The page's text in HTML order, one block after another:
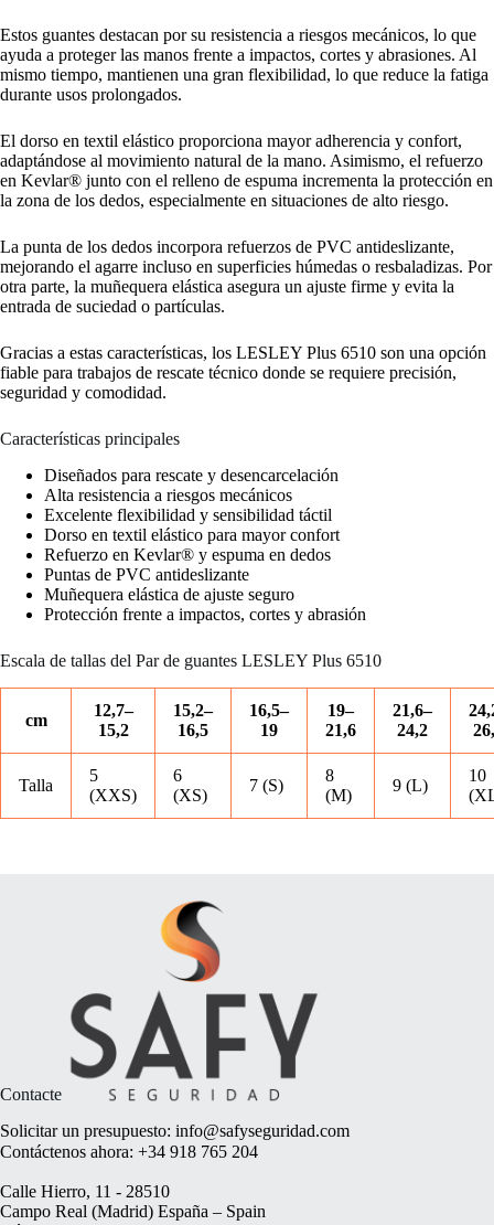
Estos guantes destacan por su resistencia a riesgos mecánicos, lo que
ayuda a proteger las manos frente a impactos, cortes y abrasiones. Al
mismo tiempo, mantienen una gran flexibilidad, lo que reduce la fatiga
durante usos prolongados.
El dorso en textil elástico proporciona mayor adherencia y confort,
adaptándose al movimiento natural de la mano. Asimismo, el refuerzo
en Kevlar® junto con el relleno de espuma incrementa la protección en
la zona de los dedos, especialmente en situaciones de alto riesgo.
La punta de los dedos incorpora refuerzos de PVC antideslizante,
mejorando el agarre incluso en superficies húmedas o resbaladizas. Por
otra parte, la muñequera elástica asegura un ajuste firme y evita la
entrada de suciedad o partículas.
Gracias a estas características, los LESLEY Plus 6510 son una opción
fiable para trabajos de rescate técnico donde se requiere precisión,
seguridad y comodidad.
Características principales
Diseñados para rescate y desencarcelación
Alta resistencia a riesgos mecánicos
Excelente flexibilidad y sensibilidad táctil
Dorso en textil elástico para mayor confort
Refuerzo en Kevlar® y espuma en dedos
Puntas de PVC antideslizante
Muñequera elástica de ajuste seguro
Protección frente a impactos, cortes y abrasión
Escala de tallas del Par de guantes LESLEY Plus 6510
cm
12,7–
15,2
15,2–
16,5
16,5–
19
19–
21,6
21,6–
24,2
Talla
5
(XXS)
6
(XS)
7 (S)
8
(M)
9 (L)
10
Contacte
Solicitar un presupuesto: info@safyseguridad.com
Contáctenos ahora: +34 918 765 204
Calle Hierro, 11 - 28510
Campo Real (Madrid) España – Spain